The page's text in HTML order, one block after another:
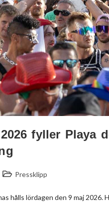
fyller Playa
Pressklipp
hålls lördagen den 9 maj